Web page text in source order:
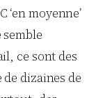
‘en moyenne’
semble
ce sont des
dizaines de